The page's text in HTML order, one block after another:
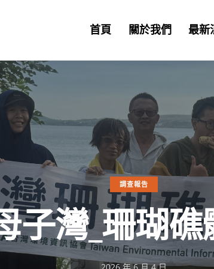
首頁 關於我們 最新
調查報告
子灣_珊瑚